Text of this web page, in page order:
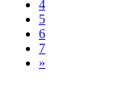
4
5
6
7
»